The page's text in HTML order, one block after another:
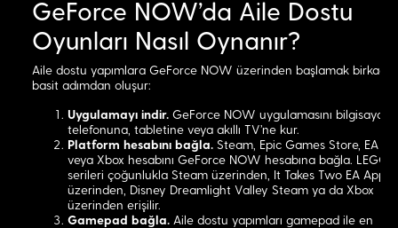
GeForce NOW'da Aile Dostu
Oyunları Nasıl Oynanır?
Aile dostu yapımlara GeForce NOW üzerinden başlamak birkaç
basit adımdan oluşur:
Uygulamayı indir. GeForce NOW uygulamasını
telefonuna, tabletine veya akıllı TV'ne kur.
Platform hesabını bağla. Steam, Epic Games Store, EA
veya Xbox hesabını GeForce NOW hesabına bağla. LEGO
serileri çoğunlukla Steam üzerinden, It Takes Two EA App
üzerinden, Disney Dreamlight Valley Steam ya da Xbox
üzerinden erişilir.
Gamepad bağla. Aile dostu yapımları gamepad ile en